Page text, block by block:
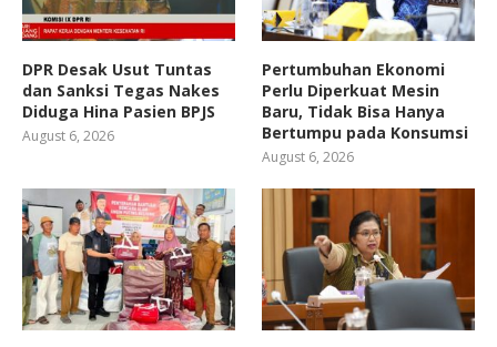
DPR Desak Usut Tuntas
dan Sanksi Tegas Nakes
Diduga Hina Pasien BPJS
August 6, 2026
Pertumbuhan Ekonomi
Perlu Diperkuat Mesin
Baru, Tidak Bisa Hanya
Bertumpu pada Konsumsi
August 6, 2026